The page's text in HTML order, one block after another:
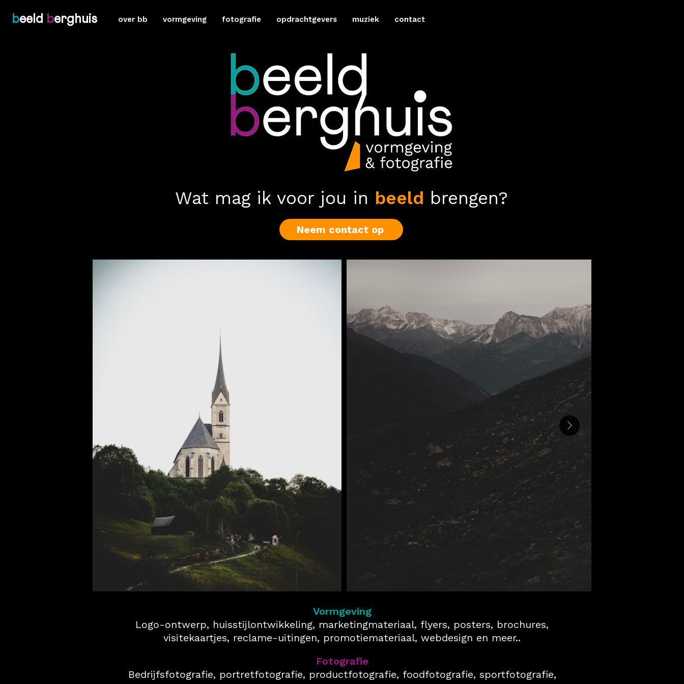
beeld berghuis over bb vormgeving fotografie opdrachtgevers muziek contact
Wat mag ik voor jou in beeld brengen?
Neem contact op
Vormgeving
Logo-ontwerp, huisstijlontwikkeling, marketingmateriaal, flyers, posters, brochures,
visitekaartjes, reclame-uitingen, promotiemateriaal, webdesign en meer..
Fotografie
Bedrijfsfotografie, portretfotografie, productfotografie, foodfotografie, sportfotografie,